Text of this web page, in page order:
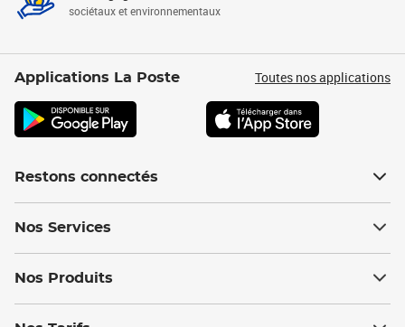
sociétaux et environnementaux
Applications La Poste Toutes nos applications
Restons connectés
Nos Services
Nos Produits